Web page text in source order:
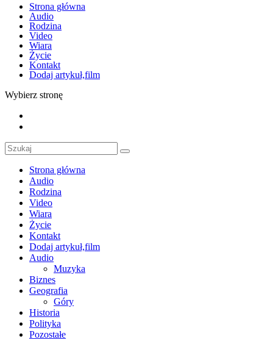
Strona główna
Audio
Rodzina
Video
Wiara
Życie
Kontakt
Dodaj artykuł,film
Wybierz stronę
Strona główna
Audio
Rodzina
Video
Wiara
Życie
Kontakt
Dodaj artykuł,film
Audio
Muzyka
Biznes
Geografia
Góry
Historia
Polityka
Pozostałe